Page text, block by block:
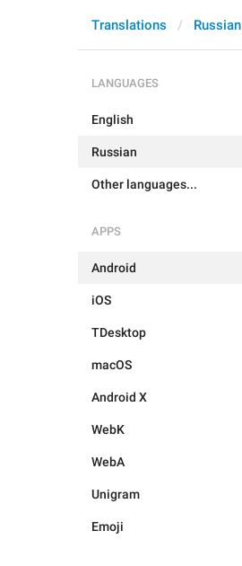
Translations Russian
LANGUAGES
English
Russian
Other languages...
APPS
Android
iOS
TDesktop
macOS
Android X
WebK
WebA
Unigram
Emoji